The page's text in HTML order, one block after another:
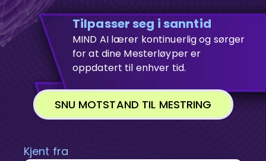
Tilpasser seg i sanntid
MIND AI lærer kontinuerlig og sørger
for at dine Mesterløyper er
oppdatert til enhver tid.
SNU MOTSTAND TIL MESTRING
Kjent fra